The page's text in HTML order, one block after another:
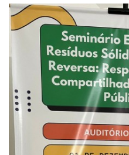
Vídeos
Webmail
Contato